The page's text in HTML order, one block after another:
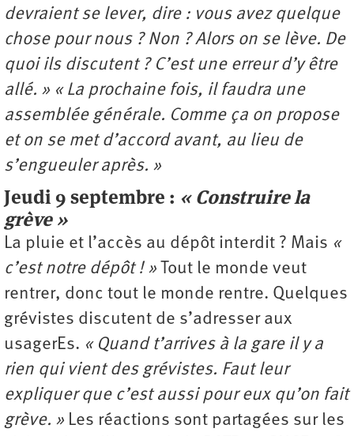
devraient se lever, dire : vous avez quelque
chose pour nous ? Non ? Alors on se lève. De
quoi ils discutent ? C’est une erreur d’y être
allé. » « La prochaine fois, il faudra une
assemblée générale. Comme ça on propose
et on se met d’accord avant, au lieu de
s’engueuler après. »
Jeudi 9 septembre : « Construire la
grève »
La pluie et l’accès au dépôt interdit ? Mais «
c’est notre dépôt ! » Tout le monde veut
rentrer, donc tout le monde rentre. Quelques
grévistes discutent de s’adresser aux
usagerEs. « Quand t’arrives à la gare il y a
rien qui vient des grévistes. Faut leur
expliquer que c’est aussi pour eux qu’on fait
grève. » Les réactions sont partagées sur les